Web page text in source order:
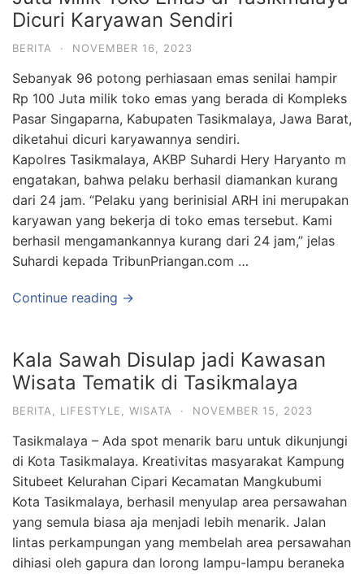
Dicuri Karyawan Sendiri
BERITA · NOVEMBER 16, 2023
Sebanyak 96 potong perhiasaan emas senilai hampir
Rp 100 Juta milik toko emas yang berada di Kompleks
Pasar Singaparna, Kabupaten Tasikmalaya, Jawa Barat,
diketahui dicuri karyawannya sendiri.
Kapolres Tasikmalaya, AKBP Suhardi Hery Haryanto m
engatakan, bahwa pelaku berhasil diamankan kurang
dari 24 jam. “Pelaku yang berinisial ARH ini merupakan
karyawan yang bekerja di toko emas tersebut. Kami
berhasil mengamankannya kurang dari 24 jam,” jelas
Suhardi kepada TribunPriangan.com …
Continue reading →
Kala Sawah Disulap jadi Kawasan
Wisata Tematik di Tasikmalaya
BERITA LIFESTYLE WISATA · NOVEMBER 15, 2023
Tasikmalaya – Ada spot menarik baru untuk dikunjungi
di Kota Tasikmalaya. Kreativitas masyarakat Kampung
Situbeet Kelurahan Cipari Kecamatan Mangkubumi
Kota Tasikmalaya, berhasil menyulap area persawahan
yang semula biasa aja menjadi lebih menarik. Jalan
lintas perkampungan yang membelah area persawahan
dihiasi oleh gapura dan lorong lampu-lampu beraneka